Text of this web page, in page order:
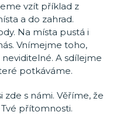
vzít příklad z
a do zahrad.
Na místa pustá i
Vnímejme toho,
A sdílejme
potkáváme.
zde s námi. Věříme, že
přítomnosti.